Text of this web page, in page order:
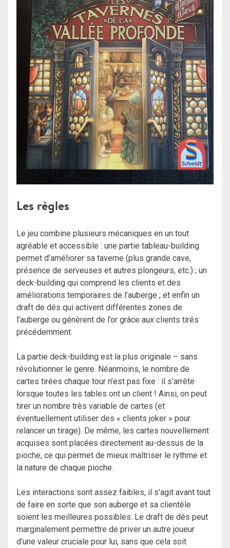
Les règles
Le jeu combine plusieurs mécaniques en un tout
agréable et accessible : une partie tableau-building
permet d’améliorer sa taverne (plus grande cave,
présence de serveuses et autres plongeurs, etc.) ; un
deck-building qui comprend les clients et des
améliorations temporaires de l’auberge ; et enfin un
draft de dés qui activent différentes zones de
l’auberge ou génèrent de l’or grâce aux clients tirés
précédemment.
La partie deck-building est la plus originale – sans
révolutionner le genre. Néanmoins, le nombre de
cartes tirées chaque tour n’est pas fixe : il s’arrête
lorsque toutes les tables ont un client ! Ainsi, on peut
tirer un nombre très variable de cartes (et
éventuellement utiliser des « clients joker » pour
relancer un tirage). De même, les cartes nouvellement
acquises sont placées directement au-dessus de la
pioche, ce qui permet de mieux maîtriser le rythme et
la nature de chaque pioche.
Les interactions sont assez faibles, il s’agit avant tout
de faire en sorte que son auberge et sa clientèle
soient les meilleures possibles. Le draft de dés peut
marginalement permettre de priver un autre joueur
d’une valeur cruciale pour lui, sans que cela soit